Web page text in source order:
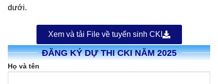
dưới.
Xem và tải File về tuyển sinh CKI
ĐĂNG KÝ DỰ THI CKI NĂM 2025
Họ và tên